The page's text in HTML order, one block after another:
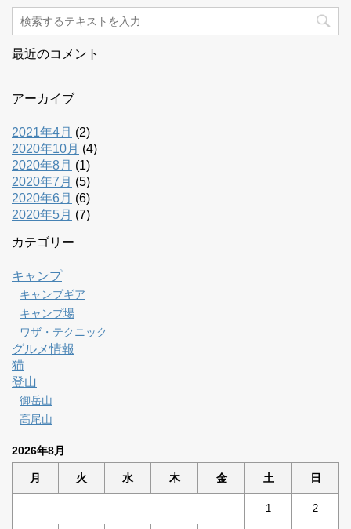
最近のコメント
アーカイブ
2021年4月 (2)
2020年10月 (4)
2020年8月 (1)
2020年7月 (5)
2020年6月 (6)
2020年5月 (7)
カテゴリー
キャンプ
キャンプギア
キャンプ場
ワザ・テクニック
グルメ情報
猫
登山
御岳山
高尾山
2026年8月
月 火 水 木 金 土 日
1 2